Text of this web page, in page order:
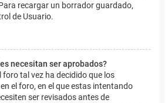
recargar un borrador guardado,
de Usuario.
necesitan ser aprobados?
tal vez ha decidido que los
el foro, en el que estas intentando
ser revisados antes de